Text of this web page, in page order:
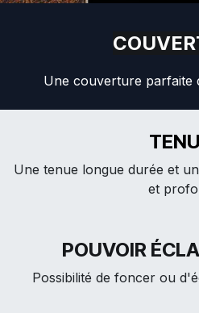
Une couverture parfaite
Une tenue longue durée et
et
POUVOIR
Possibilité de foncer ou